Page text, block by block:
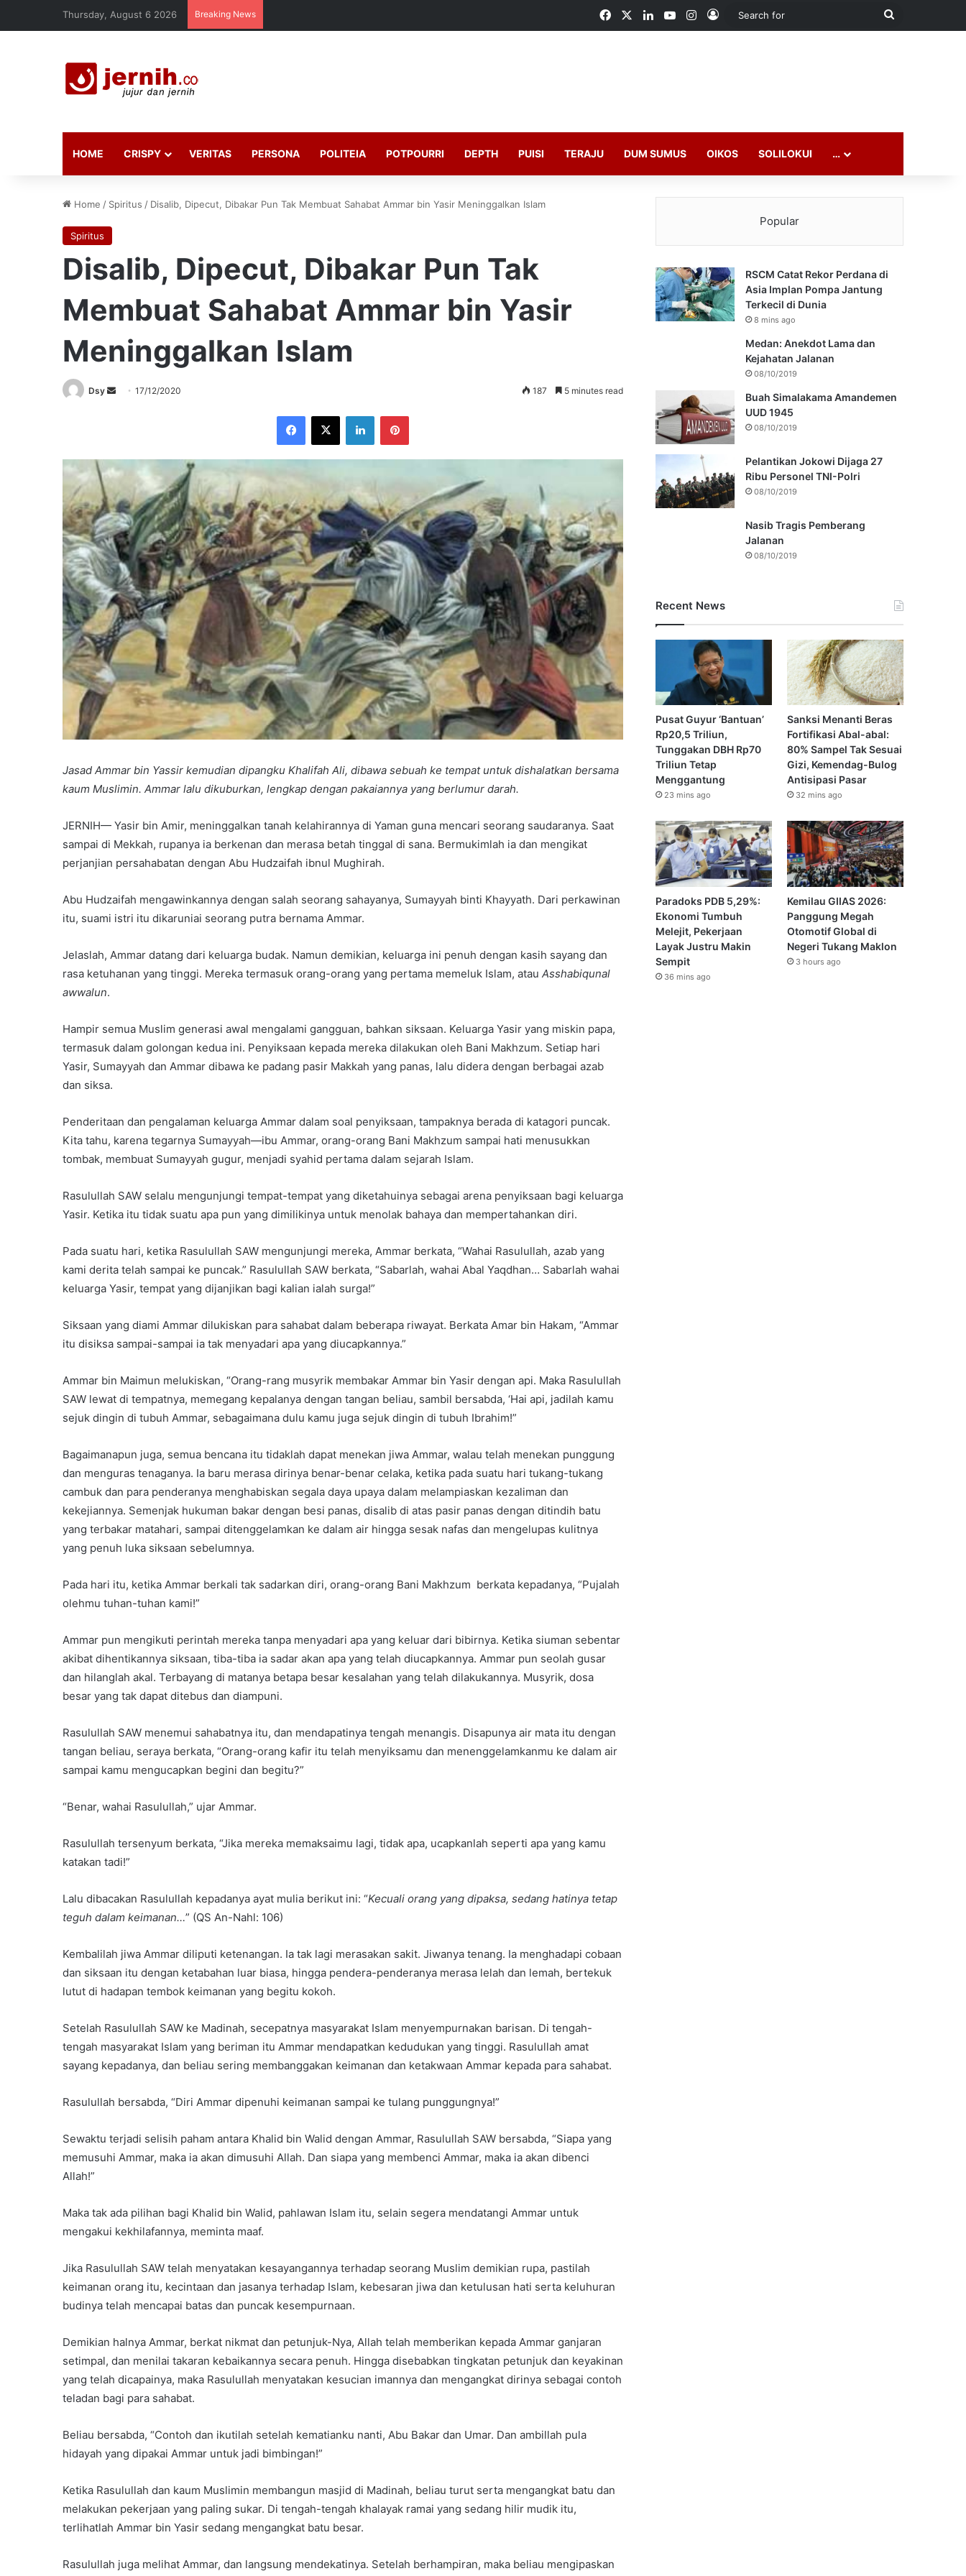
Thursday, August 6 2026 Breaking News FacebookLinkedInYouTubeInstagram
Log In
Search
HOME CRISPY VERITAS PERSONA POLITEIA POTPOURRI DEPTH PUISI TERAJU DUM SUMUS OIKOS SOLILOKUI …
Home / Spiritus / Disalib, Dipecut, Dibakar Pun Tak Membuat Sahabat Ammar bin Yasir Meninggalkan Islam
Spiritus
Disalib, Dipecut, Dibakar Pun Tak
Membuat Sahabat Ammar bin Yasir
Meninggalkan Islam
Dsy
Send17/12/2020 187 5 minutes read
Facebook
X LinkedInPinterest
Jasad Ammar bin Yassir kemudian dipangku Khalifah Ali, dibawa sebuah ke tempat untuk dishalatkan bersama
kaum Muslimin. Ammar lalu dikuburkan, lengkap dengan pakaiannya yang berlumur darah.
JERNIH— Yasir bin Amir, meninggalkan tanah kelahirannya di Yaman guna mencari seorang saudaranya. Saat
sampai di Mekkah, rupanya ia berkenan dan merasa betah tinggal di sana. Bermukimlah ia dan mengikat
perjanjian persahabatan dengan Abu Hudzaifah ibnul Mughirah.
Abu Hudzaifah mengawinkannya dengan salah seorang sahayanya, Sumayyah binti Khayyath. Dari perkawinan
itu, suami istri itu dikaruniai seorang putra bernama Ammar.
Jelaslah, Ammar datang dari keluarga budak. Namun demikian, keluarga ini penuh dengan kasih sayang dan
rasa ketuhanan yang tinggi. Mereka termasuk orang-orang yang pertama memeluk Islam, atau Asshabiqunal
awwalun.
Hampir semua Muslim generasi awal mengalami gangguan, bahkan siksaan. Keluarga Yasir yang miskin papa,
termasuk dalam golongan kedua ini. Penyiksaan kepada mereka dilakukan oleh Bani Makhzum. Setiap hari
Yasir, Sumayyah dan Ammar dibawa ke padang pasir Makkah yang panas, lalu didera dengan berbagai azab
dan siksa.
Penderitaan dan pengalaman keluarga Ammar dalam soal penyiksaan, tampaknya berada di katagori puncak.
Kita tahu, karena tegarnya Sumayyah—ibu Ammar, orang-orang Bani Makhzum sampai hati menusukkan
tombak, membuat Sumayyah gugur, menjadi syahid pertama dalam sejarah Islam.
Rasulullah SAW selalu mengunjungi tempat-tempat yang diketahuinya sebagai arena penyiksaan bagi keluarga
Yasir. Ketika itu tidak suatu apa pun yang dimilikinya untuk menolak bahaya dan mempertahankan diri.
Pada suatu hari, ketika Rasulullah SAW mengunjungi mereka, Ammar berkata, “Wahai Rasulullah, azab yang
kami derita telah sampai ke puncak.” Rasulullah SAW berkata, “Sabarlah, wahai Abal Yaqdhan… Sabarlah wahai
keluarga Yasir, tempat yang dijanjikan bagi kalian ialah surga!”
Siksaan yang diami Ammar dilukiskan para sahabat dalam beberapa riwayat. Berkata Amar bin Hakam, “Ammar
itu disiksa sampai-sampai ia tak menyadari apa yang diucapkannya.”
Ammar bin Maimun melukiskan, “Orang-rang musyrik membakar Ammar bin Yasir dengan api. Maka Rasulullah
SAW lewat di tempatnya, memegang kepalanya dengan tangan beliau, sambil bersabda, ‘Hai api, jadilah kamu
sejuk dingin di tubuh Ammar, sebagaimana dulu kamu juga sejuk dingin di tubuh Ibrahim!”
Bagaimanapun juga, semua bencana itu tidaklah dapat menekan jiwa Ammar, walau telah menekan punggung
dan menguras tenaganya. Ia baru merasa dirinya benar-benar celaka, ketika pada suatu hari tukang-tukang
cambuk dan para penderanya menghabiskan segala daya upaya dalam melampiaskan kezaliman dan
kekejiannya. Semenjak hukuman bakar dengan besi panas, disalib di atas pasir panas dengan ditindih batu
yang terbakar matahari, sampai ditenggelamkan ke dalam air hingga sesak nafas dan mengelupas kulitnya
yang penuh luka siksaan sebelumnya.
Pada hari itu, ketika Ammar berkali tak sadarkan diri, orang-orang Bani Makhzum berkata kepadanya, “Pujalah
olehmu tuhan-tuhan kami!”
Ammar pun mengikuti perintah mereka tanpa menyadari apa yang keluar dari bibirnya. Ketika siuman sebentar
akibat dihentikannya siksaan, tiba-tiba ia sadar akan apa yang telah diucapkannya. Ammar pun seolah gusar
dan hilanglah akal. Terbayang di matanya betapa besar kesalahan yang telah dilakukannya. Musyrik, dosa
besar yang tak dapat ditebus dan diampuni.
Rasulullah SAW menemui sahabatnya itu, dan mendapatinya tengah menangis. Disapunya air mata itu dengan
tangan beliau, seraya berkata, “Orang-orang kafir itu telah menyiksamu dan menenggelamkanmu ke dalam air
sampai kamu mengucapkan begini dan begitu?”
“Benar, wahai Rasulullah,” ujar Ammar.
Rasulullah tersenyum berkata, “Jika mereka memaksaimu lagi, tidak apa, ucapkanlah seperti apa yang kamu
katakan tadi!”
Lalu dibacakan Rasulullah kepadanya ayat mulia berikut ini: “Kecuali orang yang dipaksa, sedang hatinya tetap
teguh dalam keimanan…” (QS An-Nahl: 106)
Kembalilah jiwa Ammar diliputi ketenangan. Ia tak lagi merasakan sakit. Jiwanya tenang. Ia menghadapi cobaan
dan siksaan itu dengan ketabahan luar biasa, hingga pendera-penderanya merasa lelah dan lemah, bertekuk
lutut di hadapan tembok keimanan yang begitu kokoh.
Setelah Rasulullah SAW ke Madinah, secepatnya masyarakat Islam menyempurnakan barisan. Di tengah-
tengah masyarakat Islam yang beriman itu Ammar mendapatkan kedudukan yang tinggi. Rasulullah amat
sayang kepadanya, dan beliau sering membanggakan keimanan dan ketakwaan Ammar kepada para sahabat.
Rasulullah bersabda, “Diri Ammar dipenuhi keimanan sampai ke tulang punggungnya!”
Sewaktu terjadi selisih paham antara Khalid bin Walid dengan Ammar, Rasulullah SAW bersabda, “Siapa yang
memusuhi Ammar, maka ia akan dimusuhi Allah. Dan siapa yang membenci Ammar, maka ia akan dibenci
Allah!”
Maka tak ada pilihan bagi Khalid bin Walid, pahlawan Islam itu, selain segera mendatangi Ammar untuk
mengakui kekhilafannya, meminta maaf.
Jika Rasulullah SAW telah menyatakan kesayangannya terhadap seorang Muslim demikian rupa, pastilah
keimanan orang itu, kecintaan dan jasanya terhadap Islam, kebesaran jiwa dan ketulusan hati serta keluhuran
budinya telah mencapai batas dan puncak kesempurnaan.
Demikian halnya Ammar, berkat nikmat dan petunjuk-Nya, Allah telah memberikan kepada Ammar ganjaran
setimpal, dan menilai takaran kebaikannya secara penuh. Hingga disebabkan tingkatan petunjuk dan keyakinan
yang telah dicapainya, maka Rasulullah menyatakan kesucian imannya dan mengangkat dirinya sebagai contoh
teladan bagi para sahabat.
Beliau bersabda, “Contoh dan ikutilah setelah kematianku nanti, Abu Bakar dan Umar. Dan ambillah pula
hidayah yang dipakai Ammar untuk jadi bimbingan!”
Ketika Rasulullah dan kaum Muslimin membangun masjid di Madinah, beliau turut serta mengangkat batu dan
melakukan pekerjaan yang paling sukar. Di tengah-tengah khalayak ramai yang sedang hilir mudik itu,
terlihatlah Ammar bin Yasir sedang mengangkat batu besar.
Rasulullah juga melihat Ammar, dan langsung mendekatinya. Setelah berhampiran, maka beliau mengipaskan
Popular
RSCM Catat Rekor Perdana di
Asia Implan Pompa Jantung
Terkecil di Dunia
8 mins ago
Medan: Anekdot Lama dan
Kejahatan Jalanan
08/10/2019
Buah Simalakama Amandemen
UUD 1945
08/10/2019
Pelantikan Jokowi Dijaga 27
Ribu Personel TNI-Polri
08/10/2019
Nasib Tragis Pemberang
Jalanan
08/10/2019
Recent News
Pusat Guyur ‘Bantuan’
Rp20,5 Triliun,
Tunggakan DBH Rp70
Triliun Tetap
Menggantung
23 mins ago
Sanksi Menanti Beras
Fortifikasi Abal-abal:
80% Sampel Tak Sesuai
Gizi, Kemendag-Bulog
Antisipasi Pasar
32 mins ago
Paradoks PDB 5,29%:
Ekonomi Tumbuh
Melejit, Pekerjaan
Layak Justru Makin
Sempit
36 mins ago
Kemilau GIIAS 2026:
Panggung Megah
Otomotif Global di
Negeri Tukang Maklon
3 hours ago